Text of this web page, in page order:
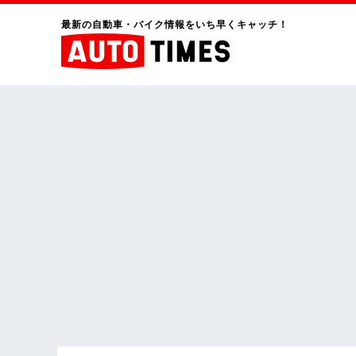
最新の自動車・バイク情報をいち早くキャッチ！